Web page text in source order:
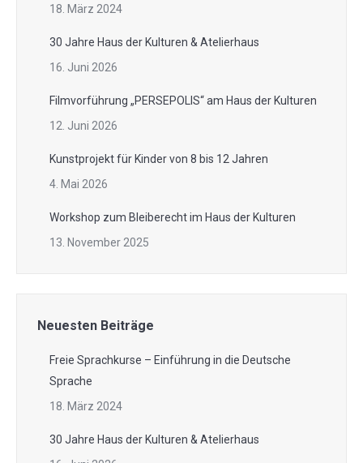
18. März 2024
30 Jahre Haus der Kulturen & Atelierhaus
16. Juni 2026
Filmvorführung „PERSEPOLIS“ am Haus der Kulturen
12. Juni 2026
Kunstprojekt für Kinder von 8 bis 12 Jahren
4. Mai 2026
Workshop zum Bleiberecht im Haus der Kulturen
13. November 2025
Neuesten Beiträge
Freie Sprachkurse – Einführung in die Deutsche
Sprache
18. März 2024
30 Jahre Haus der Kulturen & Atelierhaus